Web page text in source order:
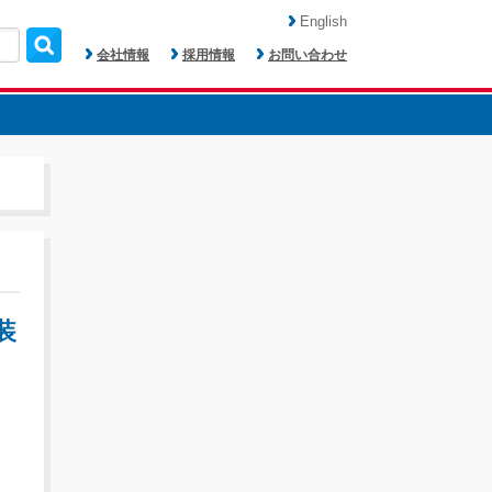
会社情報 採用情報 お問い合わせ
English